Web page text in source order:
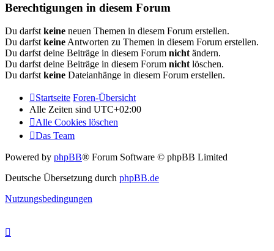
Berechtigungen in diesem Forum
Du darfst keine neuen Themen in diesem Forum erstellen.
Du darfst keine Antworten zu Themen in diesem Forum erstellen.
Du darfst deine Beiträge in diesem Forum nicht ändern.
Du darfst deine Beiträge in diesem Forum nicht löschen.
Du darfst keine Dateianhänge in diesem Forum erstellen.
Startseite Foren-Übersicht
Alle Zeiten sind UTC+02:00
Alle Cookies löschen
Das Team
Powered by phpBB® Forum Software © phpBB Limited
Deutsche Übersetzung durch phpBB.de
Nutzungsbedingungen